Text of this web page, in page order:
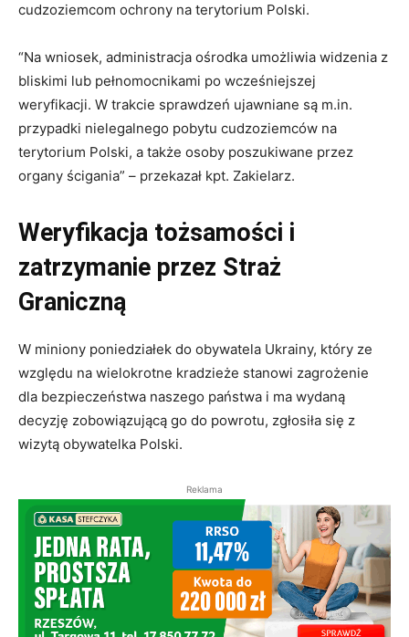
cudzoziemcom ochrony na terytorium Polski.
“Na wniosek, administracja ośrodka umożliwia widzenia z
bliskimi lub pełnomocnikami po wcześniejszej
weryfikacji. W trakcie sprawdzeń ujawniane są m.in.
przypadki nielegalnego pobytu cudzoziemców na
terytorium Polski, a także osoby poszukiwane przez
organy ścigania” – przekazał kpt. Zakielarz.
Weryfikacja tożsamości i
zatrzymanie przez Straż
Graniczną
W miniony poniedziałek do obywatela Ukrainy, który ze
względu na wielokrotne kradzieże stanowi zagrożenie
dla bezpieczeństwa naszego państwa i ma wydaną
decyzję zobowiązującą go do powrotu, zgłosiła się z
wizytą obywatelka Polski.
Reklama